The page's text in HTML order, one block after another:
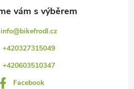
info@bikefrodl.cz
+420327315049
+420603510347
Facebook